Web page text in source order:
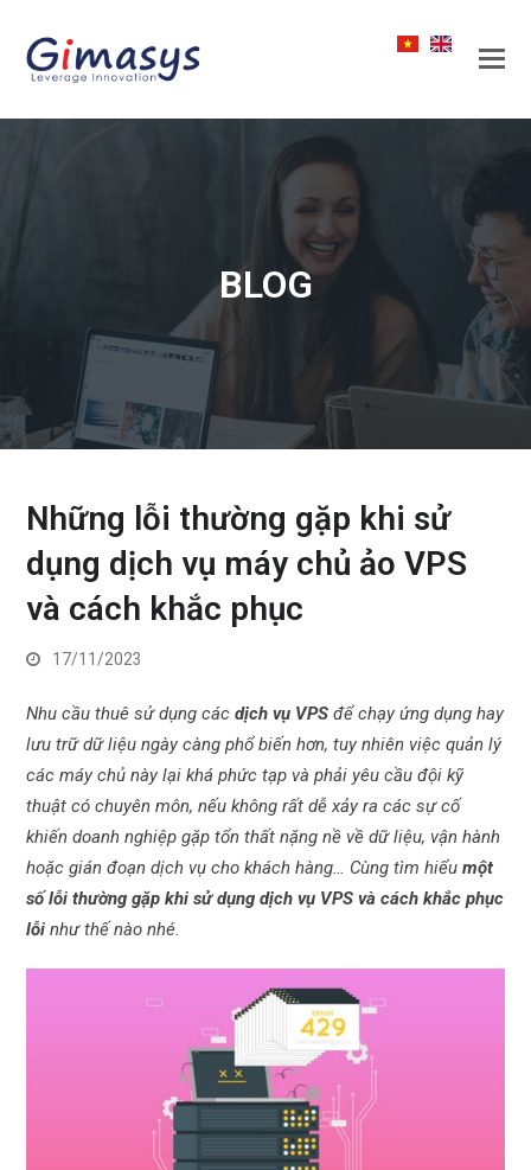
BLOG
Những lỗi thường gặp khi sử
dụng dịch vụ máy chủ ảo VPS
và cách khắc phục
17/11/2023
Nhu cầu thuê sử dụng cácdịch vụ VPS để chạy ứng dụng hay
lưu trữ dữ liệu ngày càng phổ biến hơn, tuy nhiên việc quản lý
các máy chủ này lại khá phức tạp và phải yêu cầu đội kỹ
thuật có chuyên môn, nếu không rất dễ xảy ra các sự cố
khiến doanh nghiệp gặp tổn thất nặng nề về dữ liệu, vận hành
hoặc gián đoạn dịch vụ cho khách hàng… Cùng tìm hiểumột
số lỗi thường gặp khi sử dụng dịch vụ VPS và cách khắc phục
lỗi như thế nào nhé.